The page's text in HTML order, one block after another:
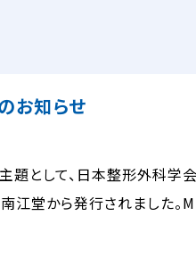
お知らせ
題として、日本整形外科学
江堂から発行されました。